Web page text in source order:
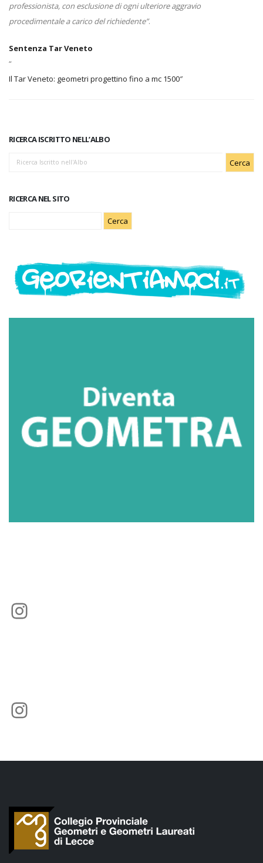
RICERCA ISCRITTO NELL’ALBO
RICERCA NEL SITO
Instagram
Instagram
professionista, con esclusione di ogni ulteriore aggravio
procedimentale a carico del richiedente”.
Sentenza Tar Veneto
“
Il Tar Veneto: geometri progettino fino a mc 1500″